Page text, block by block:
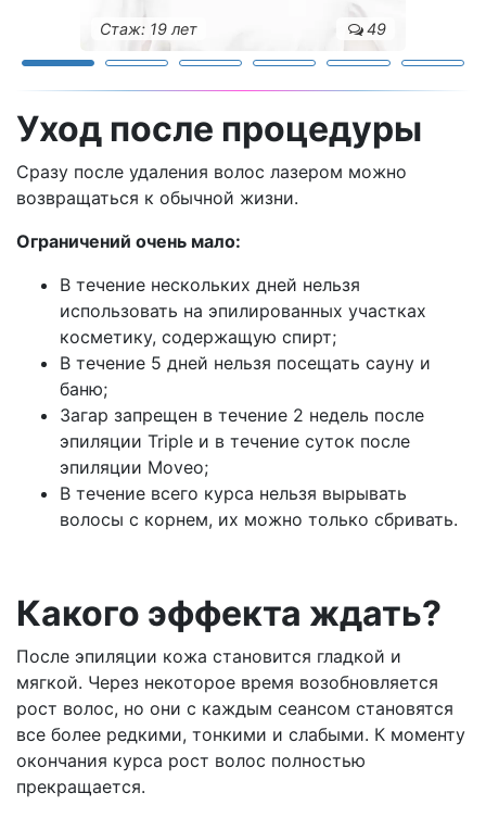
Стаж: 19 лет 49
Уход после процедуры
Сразу после удаления волос лазером можно
возвращаться к обычной жизни.
Ограничений очень мало:
В течение нескольких дней нельзя
использовать на эпилированных участках
косметику, содержащую спирт;
В течение 5 дней нельзя посещать сауну и
баню;
Загар запрещен в течение 2 недель после
эпиляции Triple и в течение суток после
эпиляции Moveo;
В течение всего курса нельзя вырывать
волосы с корнем, их можно только сбривать.
Какого эффекта ждать?
После эпиляции кожа становится гладкой и
мягкой. Через некоторое время возобновляется
рост волос, но они с каждым сеансом становятся
все более редкими, тонкими и слабыми. К моменту
окончания курса рост волос полностью
прекращается.